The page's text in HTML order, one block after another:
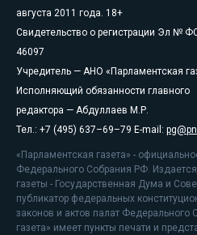
августа 2011 года. 18+
Свидетельство о регистрации Эл №
46097
Учредитель — АНО «Парламентская
Исполняющий обязанности главного
редактора — Абдуллаев М.Р.
Тел.: +7 (495) 637–69–79 E-mail:
«Парламентская газета» -
Федерального Собрания РФ.
газеты - Государственная Дума и
публикатор федеральных
законов и актов палат Федерального
газета» имеет пункты печати и